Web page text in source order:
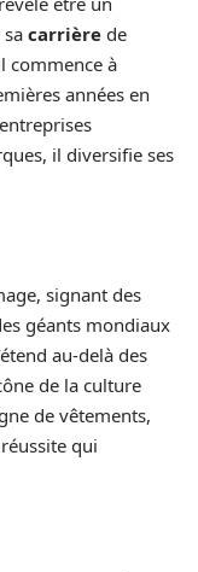
carrière de
commence à
années en
il diversifie ses
signant des
géants mondiaux
au-delà des
de la culture
de vêtements,
qui